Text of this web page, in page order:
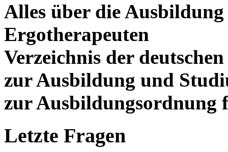
Alles über die
Ergotherapeuten
Verzeichnis der
zur Ausbildung und
zur Ausbildungsordnung
Letzte Fragen